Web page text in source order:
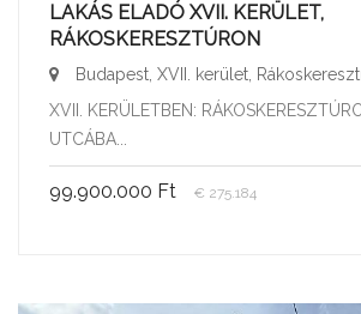
LAKÁS ELADÓ XVII. KERÜLET,
RÁKOSKERESZTÚRON
Budapest, XVII. kerület,
XVII. KERÜLETBEN:
UTCÁBA...
99.900.000 Ft € 275.184